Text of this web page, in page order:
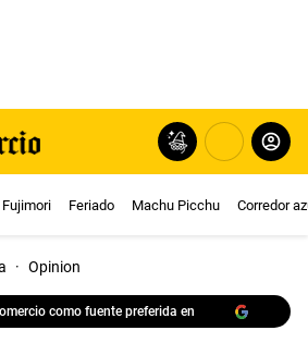
Feriado Machu Picchu Corredor
· Opinion
como fuente preferida en